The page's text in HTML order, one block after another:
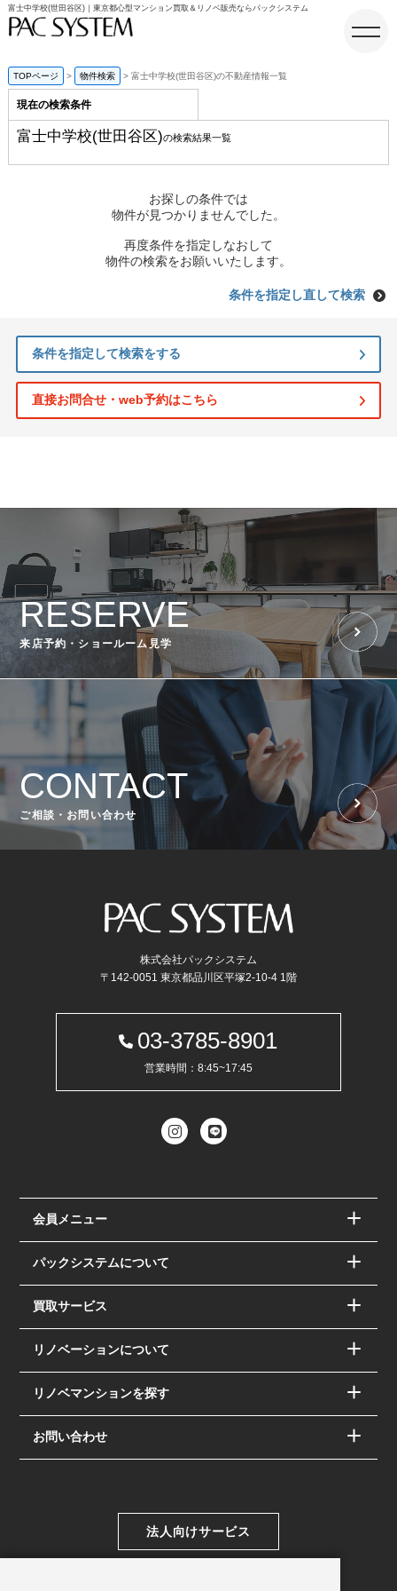
富士中学校(世田谷区)｜東京都心型マンション買取＆リノベ販売ならパックシステム
TOPページ 物件検索 富士中学校(世田谷区)の不動産情報一覧
現在の検索条件
富士中学校(世田谷区)の検索結果一覧
お探しの条件では
物件が見つかりませんでした。
再度条件を指定しなおして
物件の検索をお願いいたします。
条件を指定し直して検索
条件を指定して検索をする
直接お問合せ・web予約はこちら
RESERVE
来店予約・ショールーム見学
CONTACT
ご相談・お問い合わせ
株式会社パックシステム
〒142-0051 東京都品川区平塚2-10-4 1階
03-3785-8901
営業時間：8:45~17:45
会員メニュー
パックシステムについて
買取サービス
リノベーションについて
リノベマンションを探す
お問い合わせ
法人向けサービス